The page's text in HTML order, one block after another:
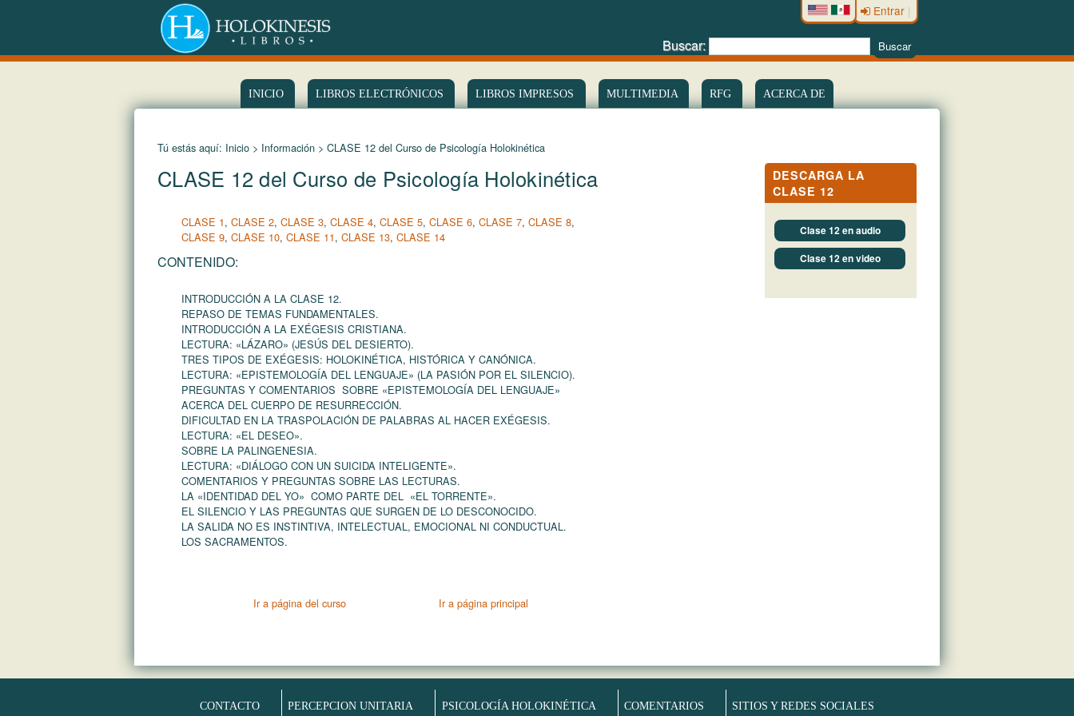
Entrar |
Buscar:
INICIO LIBROS ELECTRÓNICOS LIBROS IMPRESOS MULTIMEDIA RFG ACERCA DE
Tú estás aquí: Inicio > Información > CLASE 12 del Curso de Psicología Holokinética
CLASE 12 del Curso de Psicología Holokinética
CLASE 1, CLASE 2, CLASE 3, CLASE 4, CLASE 5, CLASE 6, CLASE 7, CLASE 8,
CLASE 9, CLASE 10, CLASE 11, CLASE 13, CLASE 14
CONTENIDO:
INTRODUCCIÓN A LA CLASE 12.
REPASO DE TEMAS FUNDAMENTALES.
INTRODUCCIÓN A LA EXÉGESIS CRISTIANA.
LECTURA: «LÁZARO» (JESÚS DEL DESIERTO).
TRES TIPOS DE EXÉGESIS: HOLOKINÉTICA, HISTÓRICA Y CANÓNICA.
LECTURA: «EPISTEMOLOGÍA DEL LENGUAJE» (LA PASIÓN POR EL SILENCIO).
PREGUNTAS Y COMENTARIOS SOBRE «EPISTEMOLOGÍA DEL LENGUAJE»
ACERCA DEL CUERPO DE RESURRECCIÓN.
DIFICULTAD EN LA TRASPOLACIÓN DE PALABRAS AL HACER EXÉGESIS.
LECTURA: «EL DESEO».
SOBRE LA PALINGENESIA.
LECTURA: «DIÁLOGO CON UN SUICIDA INTELIGENTE».
COMENTARIOS Y PREGUNTAS SOBRE LAS LECTURAS.
LA «IDENTIDAD DEL YO» COMO PARTE DEL «EL TORRENTE».
EL SILENCIO Y LAS PREGUNTAS QUE SURGEN DE LO DESCONOCIDO.
LA SALIDA NO ES INSTINTIVA, INTELECTUAL, EMOCIONAL NI CONDUCTUAL.
LOS SACRAMENTOS.
Ir a página del curso Ir a página principal
DESCARGA LA
CLASE 12
Clase 12 en audio
Clase 12 en video
CONTACTO PERCEPCION UNITARIA PSICOLOGÍA HOLOKINÉTICA COMENTARIOS SITIOS Y REDES SOCIALES